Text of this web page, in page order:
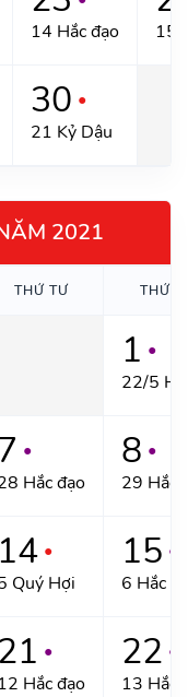
14 Hắc đạo 15
30 ●
21 Kỷ Dậu
2021
THỨ TƯ THỨ
1 ●
22/5
7 ●
Hắc đạo
8 ●
29 Hắc
14 ●
Quý Hợi
15 ●
6 Hắc
21 ●
12 Hắc đạo
22 ●
13 Hắc